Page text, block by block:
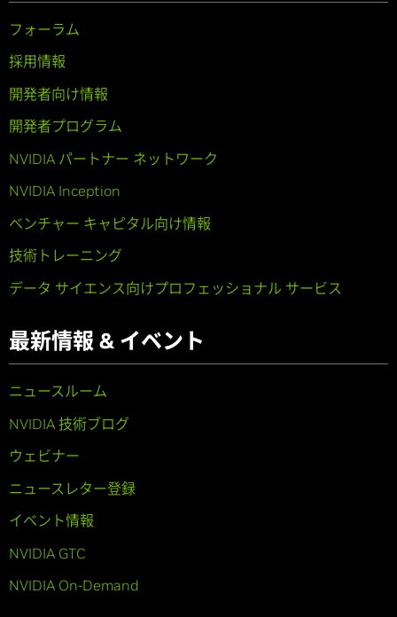
フォーラム
採用情報
開発者向け情報
開発者プログラム
NVIDIA パートナー ネットワーク
NVIDIA Inception
ベンチャー キャピタル向け情報
技術トレーニング
データ サイエンス向けプロフェッショナル サービス
最新情報 & イベント
ニュースルーム
NVIDIA 技術ブログ
ウェビナー
ニュースレター登録
イベント情報
NVIDIA GTC
NVIDIA On-Demand